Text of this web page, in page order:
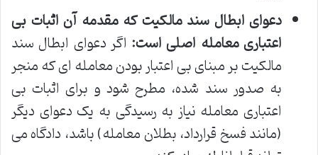
دعوای ابطال سند مالکیت که مقدمه آن اثبات بی
اعتباری معامله اصلی است: اگر دعوای ابطال سند
مالکیت بر مبنای بی اعتبار بودن معامله ای که منجر
به صدور سند شده، مطرح شود و برای اثبات بی
اعتباری معامله نیاز به رسیدگی به یک دعوای دیگر
(مانند فسخ قرارداد، بطلان معامله) باشد، دادگاه می